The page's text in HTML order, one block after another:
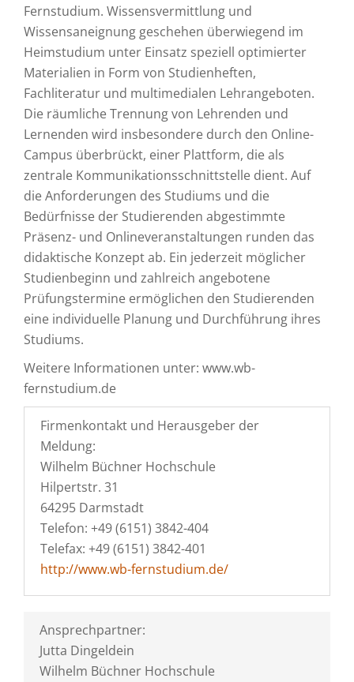
Fernstudium. Wissensvermittlung und
Wissensaneignung geschehen überwiegend im
Heimstudium unter Einsatz speziell optimierter
Materialien in Form von Studienheften,
Fachliteratur und multimedialen Lehrangeboten.
Die räumliche Trennung von Lehrenden und
Lernenden wird insbesondere durch den Online-
Campus überbrückt, einer Plattform, die als
zentrale Kommunikationsschnittstelle dient. Auf
die Anforderungen des Studiums und die
Bedürfnisse der Studierenden abgestimmte
Präsenz- und Onlineveranstaltungen runden das
didaktische Konzept ab. Ein jederzeit möglicher
Studienbeginn und zahlreich angebotene
Prüfungstermine ermöglichen den Studierenden
eine individuelle Planung und Durchführung ihres
Studiums.
Weitere Informationen unter: www.wb-
fernstudium.de
Firmenkontakt und Herausgeber der
Meldung:
Wilhelm Büchner Hochschule
Hilpertstr. 31
64295 Darmstadt
Telefon: +49 (6151) 3842-404
Telefax: +49 (6151) 3842-401
http://www.wb-fernstudium.de/
Ansprechpartner:
Jutta Dingeldein
Wilhelm Büchner Hochschule